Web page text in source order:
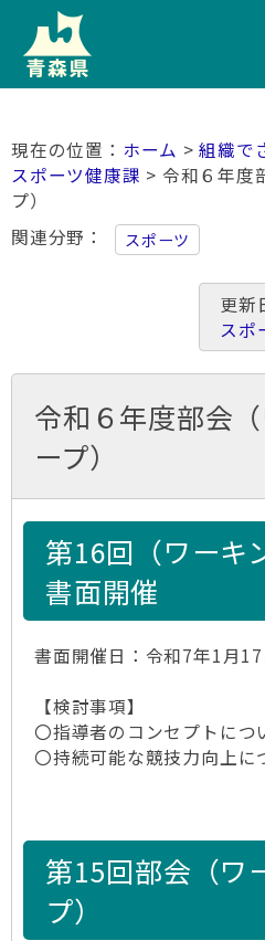
ホーム >組織で
スポーツ健康課 > 令和６年度
プ）
関連分野
スポーツ
更新
スポ
令和６年度部会
ープ）
第16回（ワーキ
書面開催
書面開催日：令和7年1月17
【検討事項】
〇指導者のコンセプトにつ
〇持続可能な競技力向上に
第15回部会（ワ
プ）